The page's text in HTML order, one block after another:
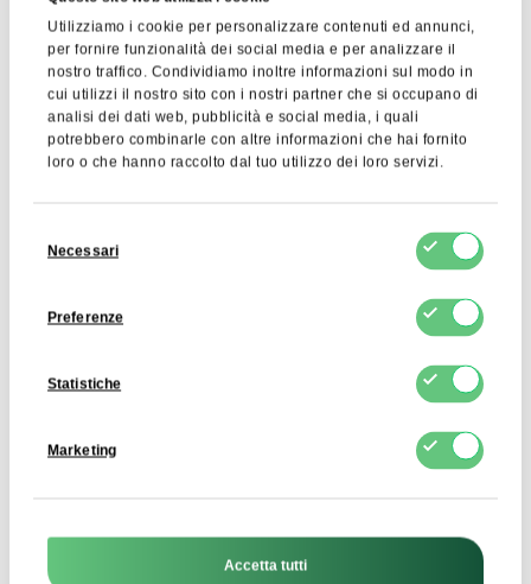
Utilizziamo i cookie per personalizzare contenuti ed annunci,
per fornire funzionalità dei social media e per analizzare il
nostro traffico. Condividiamo inoltre informazioni sul modo in
cui utilizzi il nostro sito con i nostri partner che si occupano di
analisi dei dati web, pubblicità e social media, i quali
potrebbero combinarle con altre informazioni che hai fornito
loro o che hanno raccolto dal tuo utilizzo dei loro servizi.
delNecessari
Preferenze
Statistiche
Marketing
Accetta tutti
Visualizza prodotto
Cacao in Polvere
Alcalinizzato 10-12%
8,30 EUR Visualizza prodotto
Burro di Cacao
Deodorato
11,04 EUR
Zucchero Bianco
Gomma Xantana 200